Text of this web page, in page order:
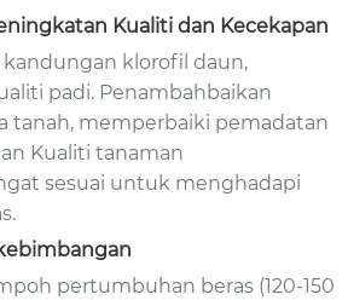
Kualiti dan Kecekapan
klorofil daun,
padi. Penambahbaikan
tanah, memperbaiki pemadatan
Kualiti tanaman
sesuai untuk menghadapi
pertumbuhan beras (120-150